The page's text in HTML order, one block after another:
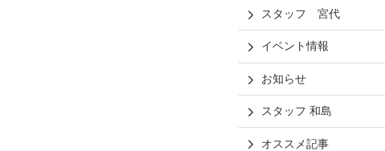
スタッフ 宮代
イベント情報
お知らせ
スタッフ 和島
オススメ記事